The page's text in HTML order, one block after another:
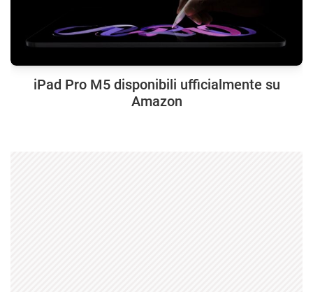
iPad Pro M5 disponibili ufficialmente su
Amazon